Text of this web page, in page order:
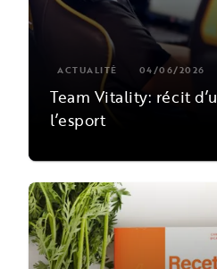
ACTUALITÉ 04/06/2026
Team Vitality: récit
l’esport